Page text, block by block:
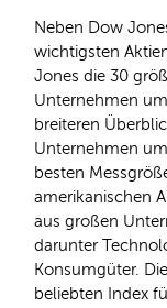
Neben Dow
wichtigsten
Jones die 30
Unternehmen
breiteren
Unternehmen
besten
amerikanischen
aus großen
darunter
Konsumgüter.
beliebten Index